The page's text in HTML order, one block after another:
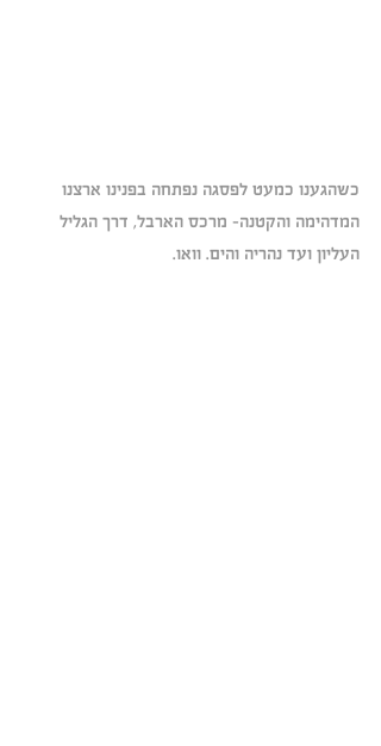
כשהגענו כמעט לפסגה נפתחה בפנינו ארצנו
המדהימה והקטנה- מרכס הארבל, דרך הגליל
העליון ועד נהריה והים. וואו.